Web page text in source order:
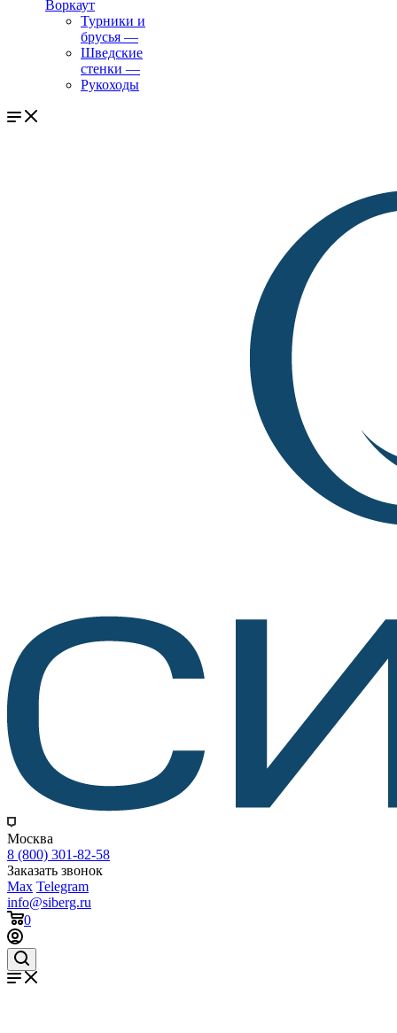
Воркаут
Турники и
брусья —
Шведские
стенки —
Рукоходы
Москва
8 (800) 301-82-58
Заказать звонок
Max Telegram
info@siberg.ru
0